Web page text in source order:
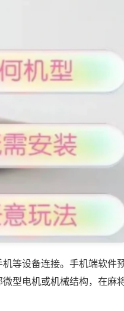
等设备连接。手机端软件
型电机或机械结构，在麻